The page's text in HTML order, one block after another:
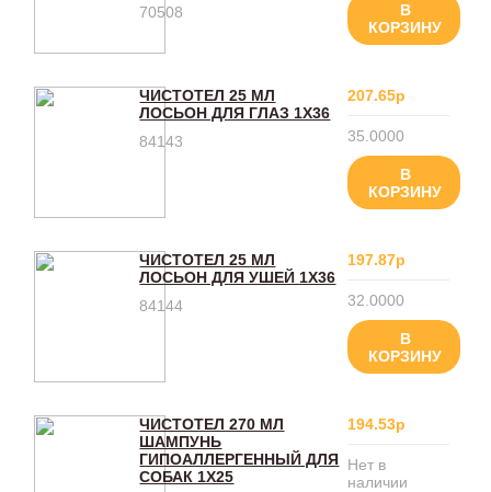
70508
В
КОРЗИНУ
ЧИСТОТЕЛ 25 МЛ
ЛОСЬОН ДЛЯ ГЛАЗ 1Х36
84143
207.65р
35.0000
В
КОРЗИНУ
ЧИСТОТЕЛ 25 МЛ
ЛОСЬОН ДЛЯ УШЕЙ 1Х36
84144
197.87р
32.0000
В
КОРЗИНУ
ЧИСТОТЕЛ 270 МЛ
ШАМПУНЬ
ГИПОАЛЛЕРГЕННЫЙ ДЛЯ
СОБАК 1Х25
194.53р
Нет в
наличии